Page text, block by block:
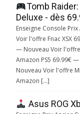
Tomb
Deluxe - dès
Enseigne Console
Voir l'offre Fnac XSX
— Nouveau Voir
Amazon PS5 69.99€
Nouveau Voir l'offre
Amazon […]
Asus ROG